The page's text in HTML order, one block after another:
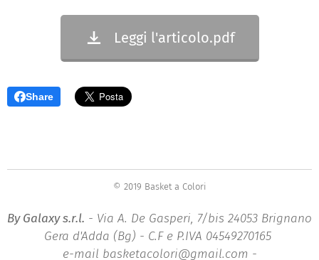
Leggi l'articolo.pdf
Share
© 2019 Basket a Colori
By Galaxy s.r.l. - Via A. De Gasperi, 7/bis 24053 Brignano
Gera d'Adda (Bg) - C.F e P.IVA 04549270165
e-mail basketacolori@gmail.com -